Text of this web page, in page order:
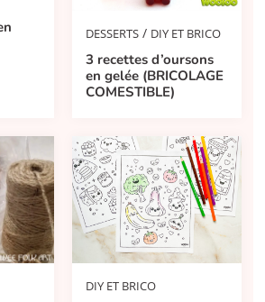
DESSERTS / DIY ET BRICO
3 recettes d’oursons
en gelée (BRICOLAGE
COMESTIBLE)
DIY ET BRICO